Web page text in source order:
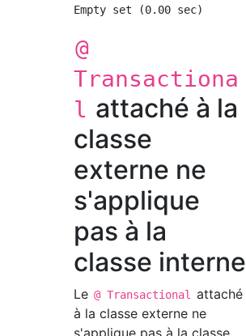
@
Transactiona
l attaché à la
classe
externe ne
s'applique
pas à la
classe interne
Le @ Transactional
attaché
à la classe externe ne
s'applique pas à la classe